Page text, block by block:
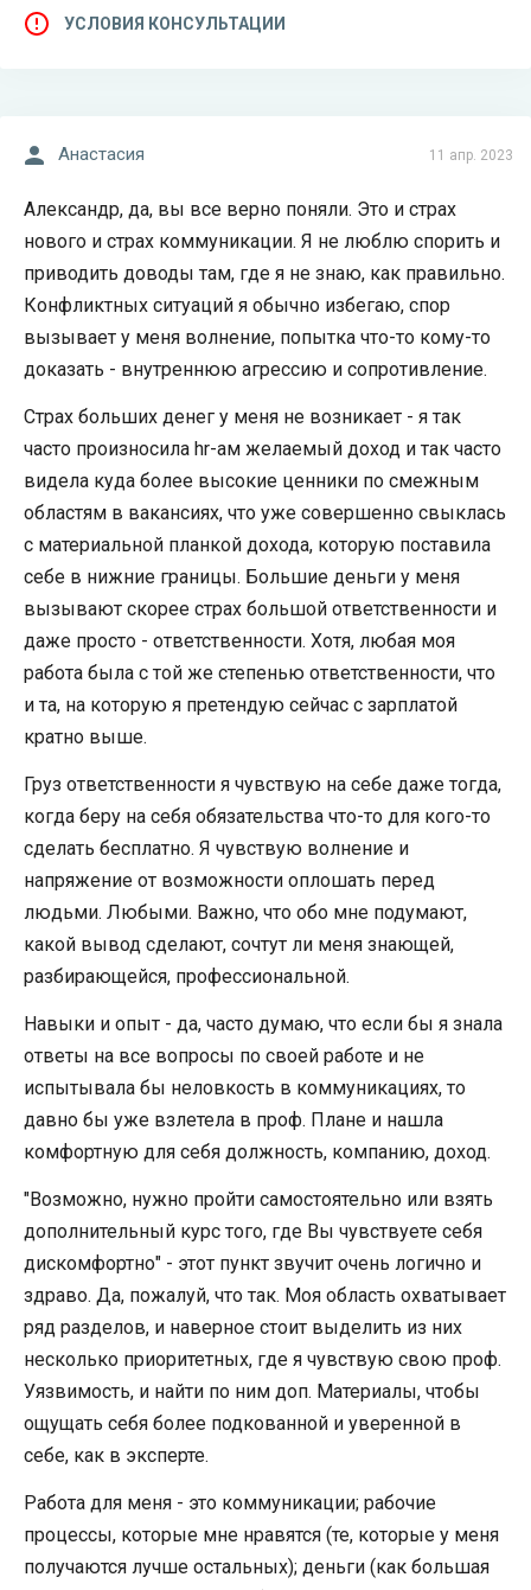
УСЛОВИЯ КОНСУЛЬТАЦИИ
11 апр. 2023
Анастасия
Александр, да, вы все верно поняли. Это и страх
нового и страх коммуникации. Я не люблю спорить и
приводить доводы там, где я не знаю, как правильно.
Конфликтных ситуаций я обычно избегаю, спор
вызывает у меня волнение, попытка что-то кому-то
доказать - внутреннюю агрессию и сопротивление.
Страх больших денег у меня не возникает - я так
часто произносила hr-ам желаемый доход и так часто
видела куда более высокие ценники по смежным
областям в вакансиях, что уже совершенно свыклась
с материальной планкой дохода, которую поставила
себе в нижние границы. Большие деньги у меня
вызывают скорее страх большой ответственности и
даже просто - ответственности. Хотя, любая моя
работа была с той же степенью ответственности, что
и та, на которую я претендую сейчас с зарплатой
кратно выше.
Груз ответственности я чувствую на себе даже тогда,
когда беру на себя обязательства что-то для кого-то
сделать бесплатно. Я чувствую волнение и
напряжение от возможности оплошать перед
людьми. Любыми. Важно, что обо мне подумают,
какой вывод сделают, сочтут ли меня знающей,
разбирающейся, профессиональной.
Навыки и опыт - да, часто думаю, что если бы я знала
ответы на все вопросы по своей работе и не
испытывала бы неловкость в коммуникациях, то
давно бы уже взлетела в проф. Плане и нашла
комфортную для себя должность, компанию, доход.
"Возможно, нужно пройти самостоятельно или взять
дополнительный курс того, где Вы чувствуете себя
дискомфортно" - этот пункт звучит очень логично и
здраво. Да, пожалуй, что так. Моя область охватывает
ряд разделов, и наверное стоит выделить из них
несколько приоритетных, где я чувствую свою проф.
Уязвимость, и найти по ним доп. Материалы, чтобы
ощущать себя более подкованной и уверенной в
себе, как в эксперте.
Работа для меня - это коммуникации; рабочие
процессы, которые мне нравятся (те, которые у меня
получаются лучше остальных); деньги (как большая